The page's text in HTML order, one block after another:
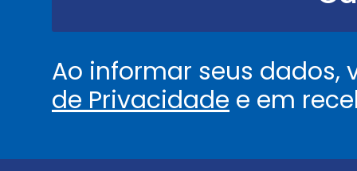
Ao informar seus
de Privacidade e em